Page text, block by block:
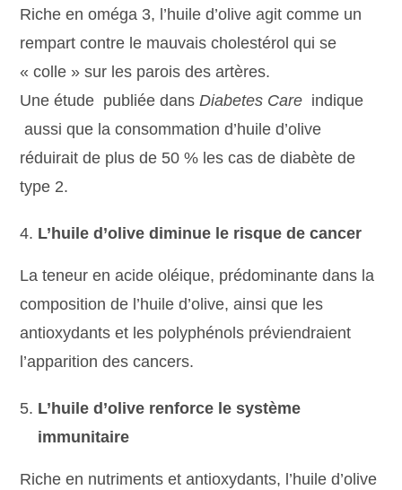
Riche en oméga 3, l’huile d’olive agit comme un
rempart contre le mauvais cholestérol qui se
« colle » sur les parois des artères.
Une étude publiée dansDiabetes Care indique
aussi que la consommation d’huile d’olive
réduirait de plus de 50 % les cas de diabète de
type 2.
L’huile d’olive diminue le risque de cancer
La teneur en acide oléique, prédominante dans la
composition de l’huile d’olive, ainsi que les
antioxydants et les polyphénols préviendraient
l’apparition des cancers.
L’huile d’olive renforce le système
immunitaire
Riche en nutriments et antioxydants, l’huile d’olive